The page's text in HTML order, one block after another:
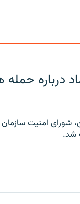
درباره حمله
شورای امنیت
شد.